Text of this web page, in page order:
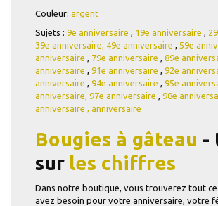
Couleur: argent
Sujets : 9e anniversaire , 19e anniversaire ,
39e anniversaire, 49e anniversaire , 59e
anniversaire , 79e anniversaire , 89e
anniversaire , 91e anniversaire , 92e
anniversaire , 94e anniversaire , 95e
anniversaire, 97e anniversaire , 98e
anniversaire , anniversaire
Bougies à gâteau -
sur les chiffres
Dans notre boutique, vous trouverez tout
avez besoin pour votre anniversaire, votre